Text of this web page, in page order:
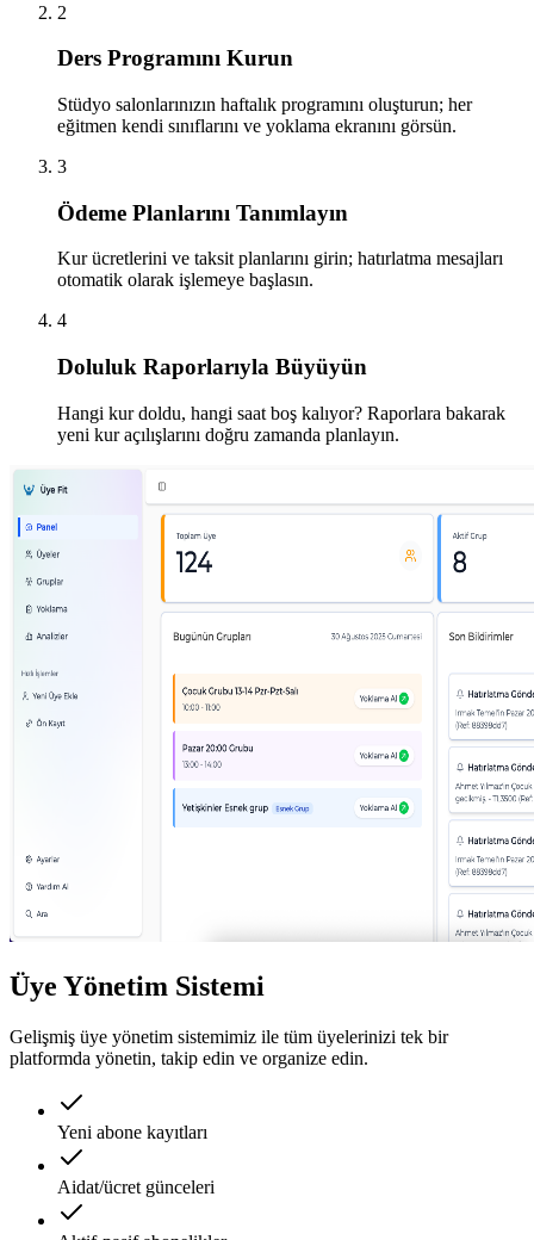
2
Ders Programını Kurun
Stüdyo salonlarınızın haftalık programını oluşturun; her
eğitmen kendi sınıflarını ve yoklama ekranını görsün.
3
Ödeme Planlarını Tanımlayın
Kur ücretlerini ve taksit planlarını girin; hatırlatma mesajları
otomatik olarak işlemeye başlasın.
4
Doluluk Raporlarıyla Büyüyün
Hangi kur doldu, hangi saat boş kalıyor? Raporlara bakarak
yeni kur açılışlarını doğru zamanda planlayın.
Üye Yönetim Sistemi
Gelişmiş üye yönetim sistemimiz ile tüm üyelerinizi tek bir
platformda yönetin, takip edin ve organize edin.
Yeni abone kayıtları
Aidat/ücret günceleri